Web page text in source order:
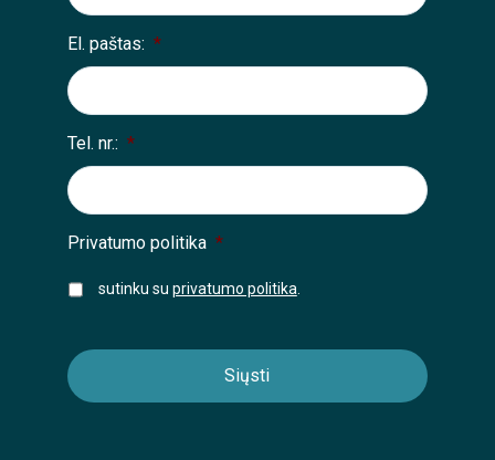
El. paštas: *
Tel. nr.: *
Privatumo politika *
sutinku su privatumo politika